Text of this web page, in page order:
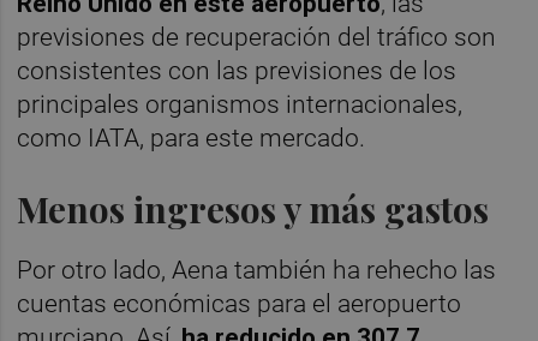
previsiones de recuperación del tráfico son
consistentes con las previsiones de los
principales organismos internacionales,
como IATA, para este mercado.
Menos ingresos y más gastos
Por otro lado, Aena también ha rehecho las
cuentas económicas para el aeropuerto